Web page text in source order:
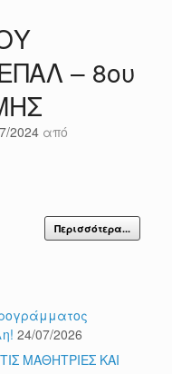
– 8ου
2024 από
Περισσότερα...
24/07/2026
ΜΑΘΗΤΡΙΕΣ ΚΑΙ